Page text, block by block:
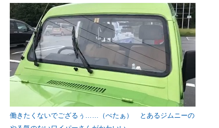
働きたくないでござるぅ……（ぺたぁ） とあるジムニーの